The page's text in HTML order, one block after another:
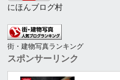
にほんブログ村
街・建物写真ランキング
スポンサーリンク